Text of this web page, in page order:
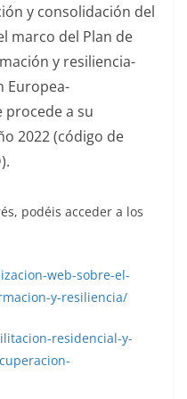
y consolidación del
marco del Plan de
y resiliencia-
Europea-
procede a su
2022 (código de
podéis acceder a los
web-sobre-el-
y-resiliencia/
residencial-y-